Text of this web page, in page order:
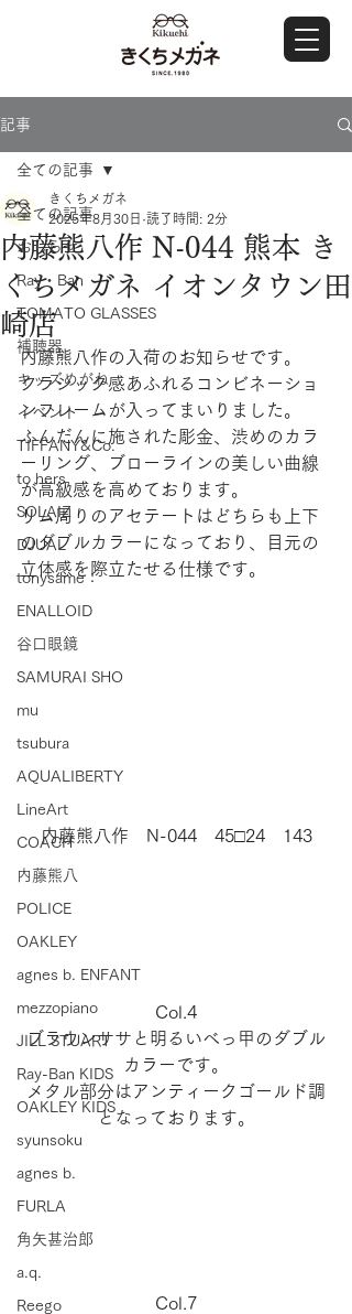
記事
全ての記事
おしらせ
Ray・Ban
TOMATO GLASSES
補聴器
キッズめがね
イベント
TIFFANY&Co.
to hers
SOLAIZ
DJUAL
tonysame：
ENALLOID
谷口眼鏡
SAMURAI SHO
mu
tsubura
AQUALIBERTY
LineArt
COACH
内藤熊八
POLICE
OAKLEY
agnes b. ENFANT
mezzopiano
JILL STUART
Ray-Ban KIDS
OAKLEY KIDS
syunsoku
agnes b.
FURLA
角矢甚治郎
a.q.
Reego
全ての記事
内藤熊八作 N-044 熊本 き
くちメガネ イオンタウン田
崎店
きくちメガネ
2025年8月30日 読了時間: 2分
内藤熊八作の入荷のお知らせです。
クラシック感あふれるコンビネーショ
ンフレームが入ってまいりました。
ふんだんに施された彫金、渋めのカラ
ーリング、ブローラインの美しい曲線
が高級感を高めております。
リム周りのアセテートはどちらも上下
のダブルカラーになっており、目元の
立体感を際立たせる仕様です。
内藤熊八作　N-044　45□24　143
Col.4
ブラウンササと明るいべっ甲のダブル
カラーです。
メタル部分はアンティークゴールド調
となっております。
Col.7